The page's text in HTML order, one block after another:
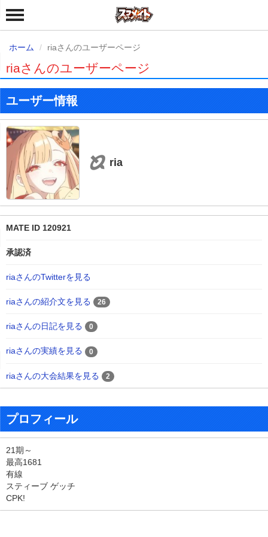
ホーム riaさんのユーザーページ
riaさんのユーザーページ
ユーザー情報
ria
MATE ID 120921
承認済
riaさんのTwitterを見る
riaさんの紹介文を見る 26
riaさんの日記を見る 0
riaさんの実績を見る 0
riaさんの大会結果を見る 2
プロフィール
21期～
最高1681
有線
スティーブ ゲッチ
CPK!